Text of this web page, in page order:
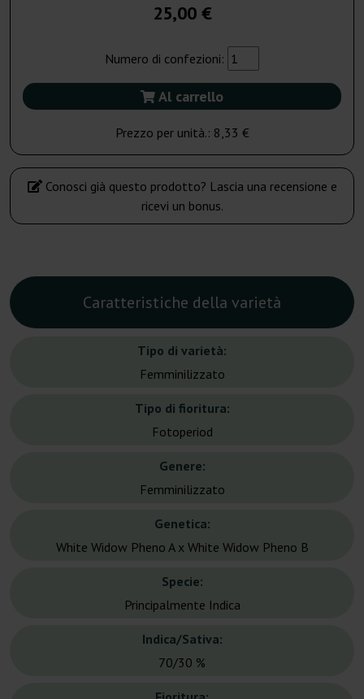
25,00 €
Numero di confezioni:
Al carrello
Prezzo per unità.: 8,33 €
Conosci già questo prodotto? Lascia una recensione e
ricevi un bonus.
Caratteristiche della varietà
Tipo di varietà:
Femminilizzato
Tipo di fioritura:
Fotoperiod
Genere:
Femminilizzato
Genetica:
White Widow Pheno A x White Widow Pheno B
Specie:
Principalmente Indica
Indica/Sativa:
70/30 %